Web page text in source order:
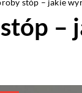
stóp – jakie
–